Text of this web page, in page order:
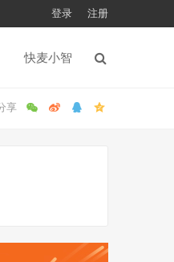
登录 注册
快麦小智